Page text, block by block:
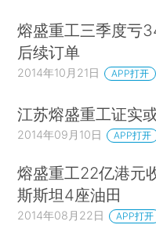
熔盛重工三季度亏
后续订单
2014年10月21日 APP打开
江苏熔盛重工证实
2014年09月10日 APP打开
熔盛重工22亿港元
斯斯坦4座油田
2014年08月22日 APP打开